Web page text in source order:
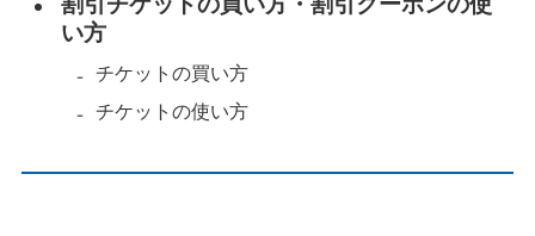
い方
チケットの買い方
チケットの使い方